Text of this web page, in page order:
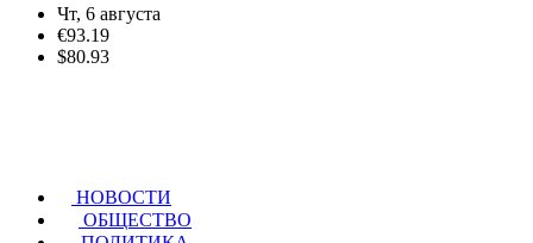
Чт, 6 августа
€93.19
$80.93
НОВОСТИ
ОБЩЕСТВО